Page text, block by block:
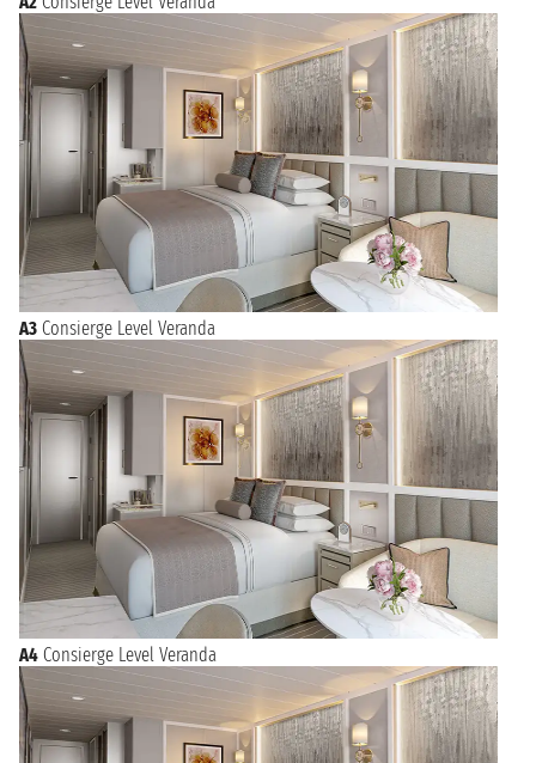
A3 Consierge Level Veranda
A4 Consierge Level Veranda